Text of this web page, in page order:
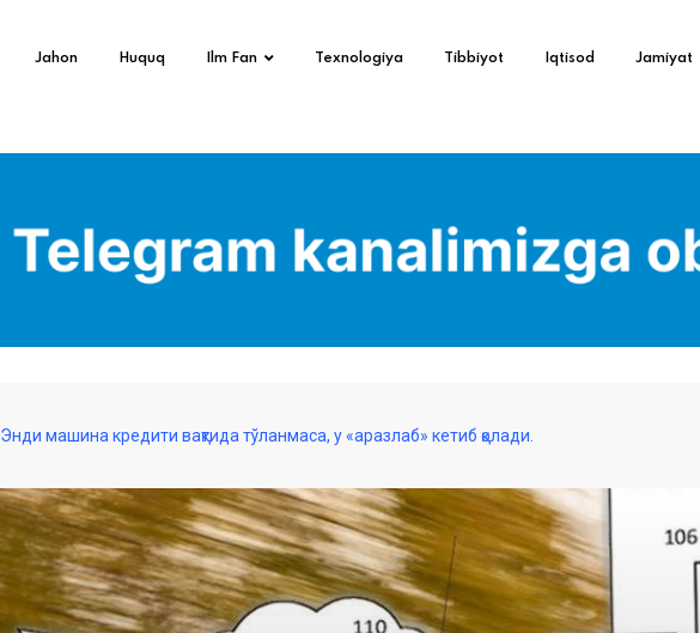
Jahon Huquq Ilm Fan Texnologiya Tibbiyot Iqtisod Jamiyat
Энди машина кредити вақтида тўланмаса, у «аразлаб» кетиб қолади.